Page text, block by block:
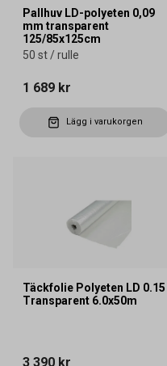
Pallhuv LD-polyeten 0,09
mm transparent
125/85x125cm
50 st / rulle
1 689 kr
Lägg i varukorgen
Täckfolie Polyeten LD 0.15
Transparent 6.0x50m
3 390 kr